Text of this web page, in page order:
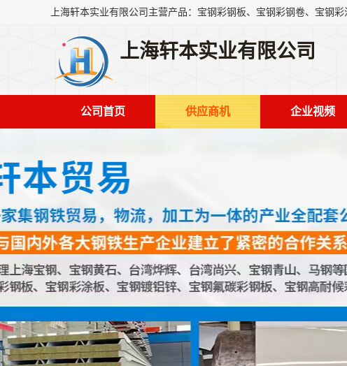
上海轩本实业有限公司
公司首页 供应商机 企业视频